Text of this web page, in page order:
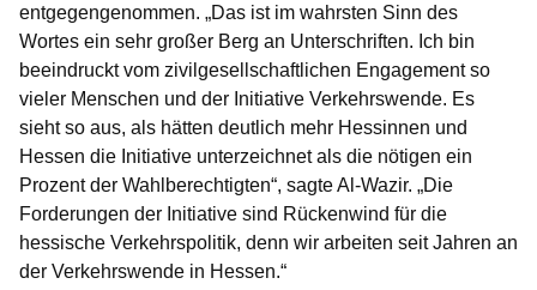
entgegengenommen. „Das ist im wahrsten Sinn des
Wortes ein sehr großer Berg an Unterschriften. Ich bin
beeindruckt vom zivilgesellschaftlichen Engagement so
vieler Menschen und der Initiative Verkehrswende. Es
sieht so aus, als hätten deutlich mehr Hessinnen und
Hessen die Initiative unterzeichnet als die nötigen ein
Prozent der Wahlberechtigten“, sagte Al-Wazir. „Die
Forderungen der Initiative sind Rückenwind für die
hessische Verkehrspolitik, denn wir arbeiten seit Jahren an
der Verkehrswende in Hessen.“